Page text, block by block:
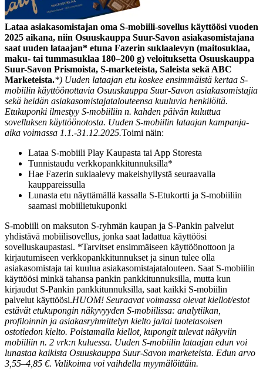
Lataa asiakasomistajan oma S-mobiili-sovellus käyttöösi vuoden
2025 aikana, niin Osuuskauppa Suur-Savon asiakasomistajana
saat uuden lataajan* etuna Fazerin suklaalevyn (maitosuklaa,
maku- tai tummasuklaa 180–200 g) veloituksetta Osuuskauppa
Suur-Savon Prismoista, S-marketeista, Saleista sekä ABC
Marketeista.*) Uuden lataajan etu koskee ensimmäistä kertaa S-
mobiilin käyttöönottavia Osuuskauppa Suur-Savon asiakasomistajia
sekä heidän asiakasomistajatalouteensa kuuluvia henkilöitä.
Etukuponki ilmestyy S-mobiiliin n. kahden päivän kuluttua
sovelluksen käyttöönotosta. Uuden S-mobiilin lataajan kampanja-
aika voimassa 1.1.-31.12.2025.Toimi näin:
Lataa S-mobiili Play Kaupasta tai App Storesta
Tunnistaudu verkkopankkitunnuksilla*
Hae Fazerin suklaalevy makeishyllystä seuraavalla
kauppareissulla
Lunasta etu näyttämällä kassalla S-Etukortti ja S-mobiiliin
saamasi mobiilietukuponki
S-mobiili on maksuton S-ryhmän kaupan ja S-Pankin palvelut
yhdistävä mobiilisovellus, jonka saat ladattua käyttöösi
sovelluskaupastasi. *Tarvitset ensimmäiseen käyttöönottoon ja
kirjautumiseen verkkopankkitunnukset ja sinun tulee olla
asiakasomistaja tai kuulua asiakasomistajatalouteen. Saat S-mobiilin
käyttöösi minkä tahansa pankin pankkitunnuksilla, mutta kun
kirjaudut S-Pankin pankkitunnuksilla, saat kaikki S-mobiilin
palvelut käyttöösi.HUOM! Seuraavat voimassa olevat kiellot/estot
estävät etukupongin näkyvyyden S-mobiilissa: analytiikan,
profiloinnin ja asiakasryhmittelyn kielto ja/tai tuotetasoisen
ostotiedon kielto. Poistamalla kiellot, kupongit tulevat näkyviin
mobiiliin n. 2 vrk:n kuluessa. Uuden S-mobiilin lataajan edun voi
lunastaa kaikista Osuuskauppa Suur-Savon marketeista. Edun arvo
3,55–4,85 €. Valikoima voi vaihdella myymälöittäin.